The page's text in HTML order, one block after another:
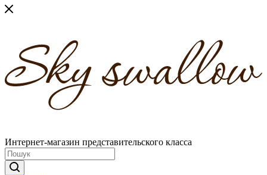
Интернет-магазин представительского класса